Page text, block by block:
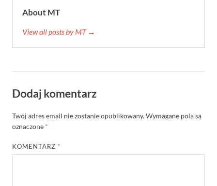
About MT
View all posts by MT →
Dodaj komentarz
Twój adres email nie zostanie opublikowany.Wymagane pola są
oznaczone *
KOMENTARZ *